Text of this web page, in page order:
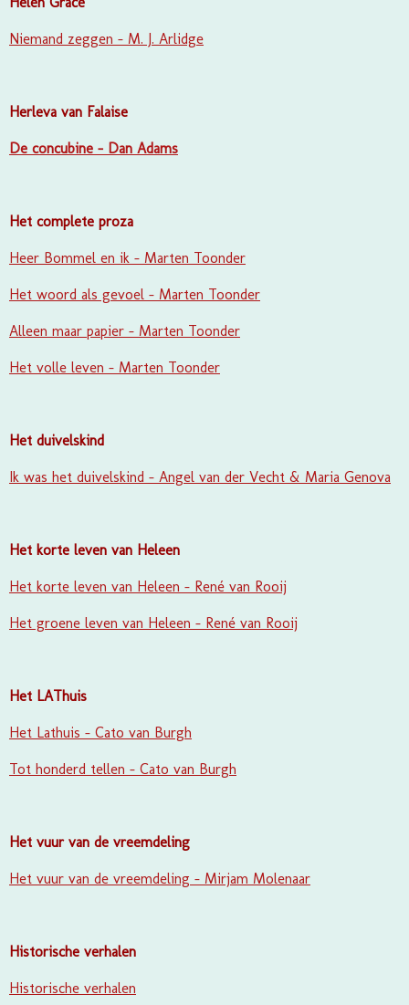
Niemand zeggen - M. J. Arlidge
Herleva van Falaise
De concubine - Dan Adams
Het complete proza
Heer Bommel en ik - Marten Toonder
Het woord als gevoel - Marten Toonder
Alleen maar papier - Marten Toonder
Het volle leven - Marten Toonder
Het duivelskind
Ik was het duivelskind - Angel van der Vecht & Maria Genova
Het korte leven van Heleen
Het korte leven van Heleen - René van Rooij
Het groene leven van Heleen - René van Rooij
Het LAThuis
Het Lathuis - Cato van Burgh
Tot honderd tellen - Cato van Burgh
Het vuur van de vreemdeling
Het vuur van de vreemdeling - Mirjam Molenaar
Historische verhalen
Historische verhalen